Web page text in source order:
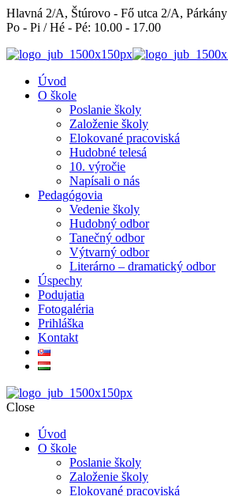
Hlavná 2/A, Štúrovo - Fő utca 2/A, Párkány
Po - Pi / Hé - Pé: 10.00 - 17.00
Úvod
O škole
Poslanie školy
Založenie školy
Elokované pracoviská
Hudobné telesá
10. výročie
Napísali o nás
Pedagógovia
Vedenie školy
Hudobný odbor
Tanečný odbor
Výtvarný odbor
Literárno – dramatický odbor
Úspechy
Podujatia
Fotogaléria
Prihláška
Kontakt
Close
Úvod
O škole
Poslanie školy
Založenie školy
Elokované pracoviská